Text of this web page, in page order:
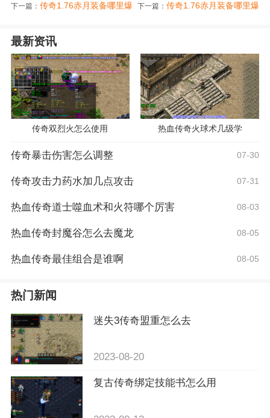
下一篇： 传奇1.76赤月装备哪里爆 下一篇：传奇1.76赤月装备哪里爆
最新资讯
传奇双烈火怎么使用 热血传奇火球术几级学
传奇暴击伤害怎么调整 07-30
传奇攻击力药水加几点攻击 07-31
热血传奇道士噬血术和火符哪个厉害 08-03
热血传奇封魔谷怎么去魔龙 08-05
热血传奇最佳组合是谁啊 08-05
热门新闻
迷失3传奇盟重怎么去
2023-08-20
复古传奇绑定技能书怎么用